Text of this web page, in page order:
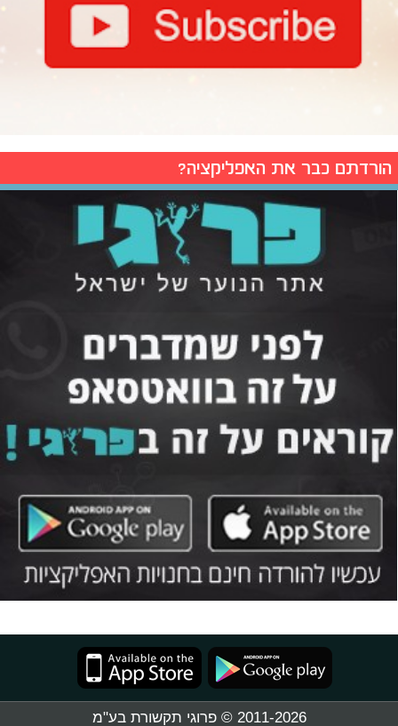
הורדתם כבר את האפליקציה?
2011-2026 © פרוגי תקשורת בע"מ